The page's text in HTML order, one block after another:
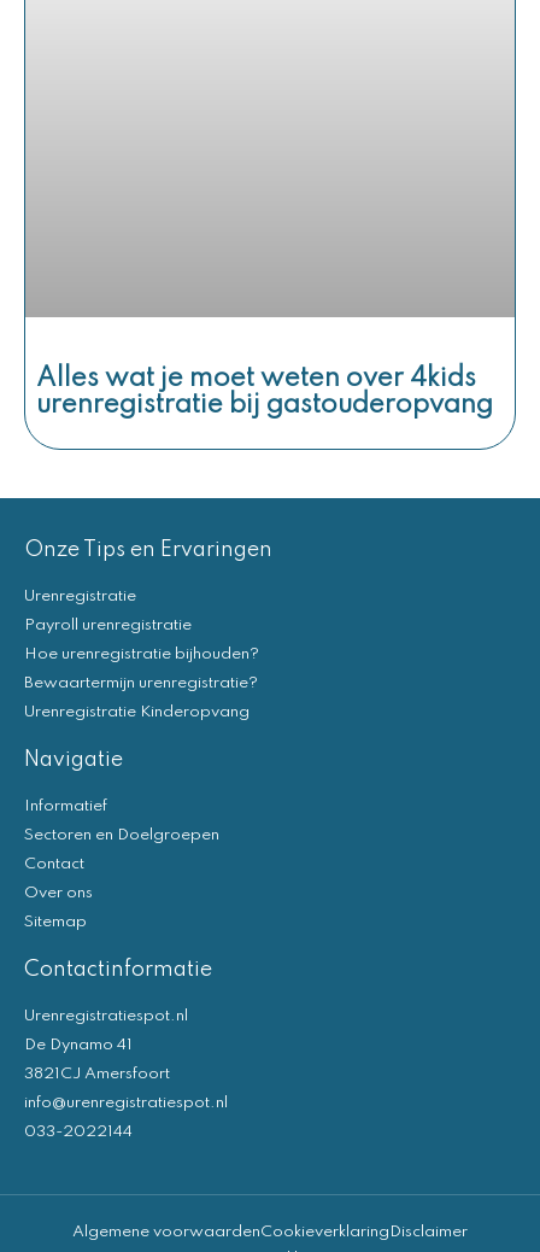
Alles wat je moet weten over 4kids
urenregistratie bij gastouderopvang
Onze Tips en Ervaringen
Urenregistratie
Payroll urenregistratie
Hoe urenregistratie bijhouden?
Bewaartermijn urenregistratie?
Urenregistratie Kinderopvang
Navigatie
Informatief
Sectoren en Doelgroepen
Contact
Over ons
Sitemap
Contactinformatie
Urenregistratiespot.nl
De Dynamo 41
3821CJ Amersfoort
info@urenregistratiespot.nl
033-2022144
Algemene voorwaardenCookieverklaring Disclaimer